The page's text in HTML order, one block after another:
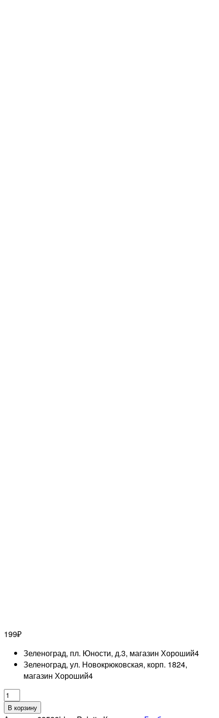
199₽
Зеленоград, пл. Юности, д.3, магазин Хороший4
Зеленоград, ул. Новокрюковская, корп. 1824,
магазин Хороший4
Количество
товара
В корзину